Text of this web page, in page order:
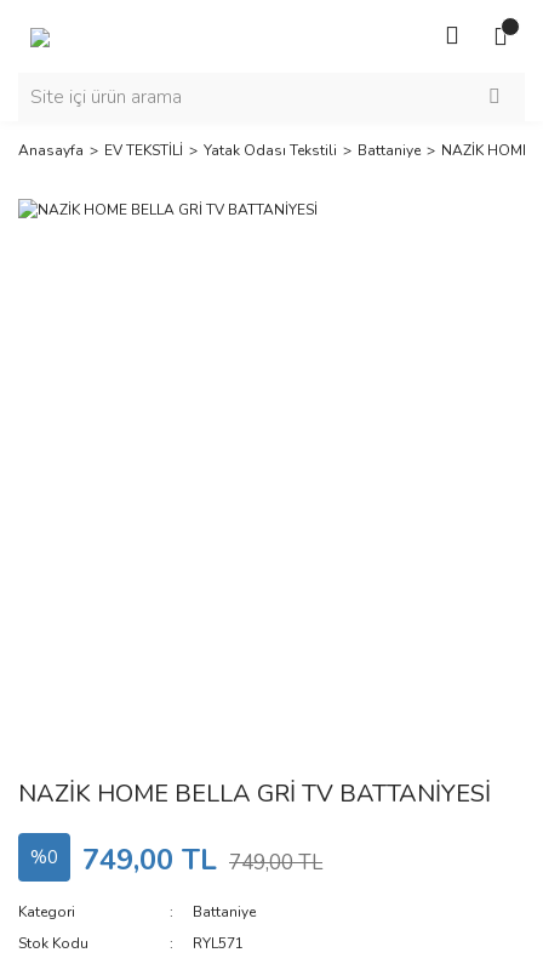
Anasayfa EV TEKSTİLİ Yatak Odası Tekstili Battaniye NAZİK HOME
NAZİK HOME BELLA GRİ TV BATTANİYESİ
%0 749,00 TL 749,00 TL
Kategori
Battaniye
Stok Kodu
RYL571